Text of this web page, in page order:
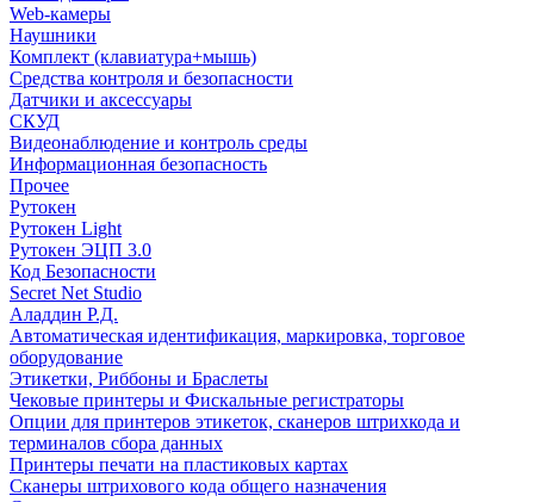
Web-камеры
Наушники
Комплект (клавиатура+мышь)
Средства контроля и безопасности
Датчики и аксессуары
СКУД
Видеонаблюдение и контроль среды
Информационная безопасность
Прочее
Рутокен
Рутокен Light
Рутокен ЭЦП 3.0
Код Безопасности
Secret Net Studio
Аладдин Р.Д.
Автоматическая идентификация, маркировка, торговое
оборудование
Этикетки, Риббоны и Браслеты
Чековые принтеры и Фискальные регистраторы
Опции для принтеров этикеток, сканеров штрихкода и
терминалов сбора данных
Принтеры печати на пластиковых картах
Сканеры штрихового кода общего назначения